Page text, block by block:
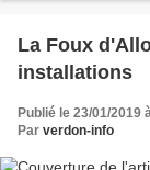
La Foux
installations
Publié le 23/01/2019
Par verdon-info